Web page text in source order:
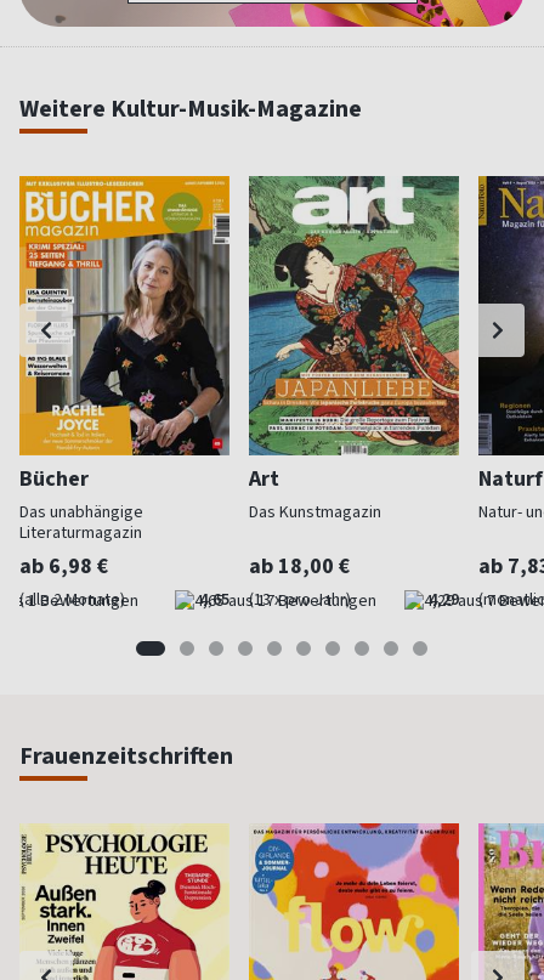
Weitere Kultur-Musik-Magazine
Bücher
Das unabhängige
Literaturmagazin
ab 6,98 €
(alle 2 Monate) 4,65
Art
Das Kunstmagazin
ab 18,00 €
(13 x pro Jahr) 4,29
Natur-
ab
Frauenzeitschriften